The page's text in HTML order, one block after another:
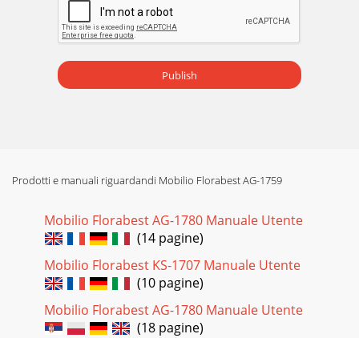
Publish
Prodotti e manuali riguardandi Mobilio Florabest AG-1759
Mobilio Florabest AG-1780 Manuale Utente
(14 pagine)
Mobilio Florabest KS-1707 Manuale Utente
(10 pagine)
Mobilio Florabest AG-1780 Manuale Utente
(18 pagine)